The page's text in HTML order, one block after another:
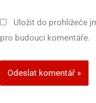
Uložit do prohlížeče
pro budoucí komentáře.